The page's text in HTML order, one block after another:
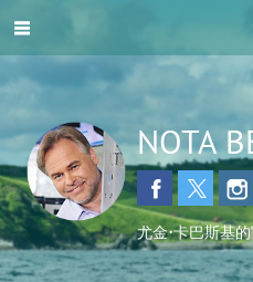
NOTA
尤金•卡巴斯基